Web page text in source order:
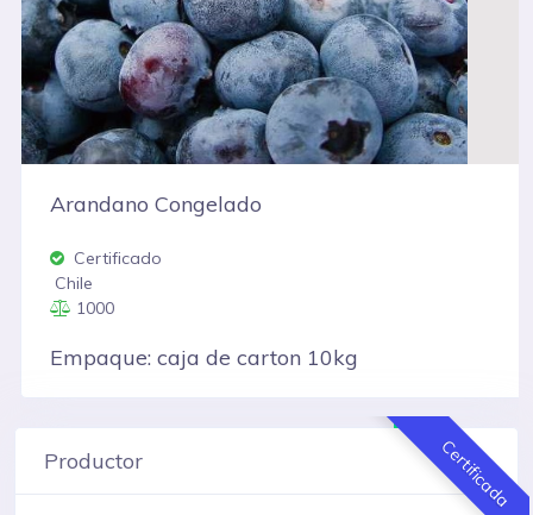
Arandano Congelado
Certificado
Chile
1000
Empaque: caja de carton 10kg
Productor Certificada